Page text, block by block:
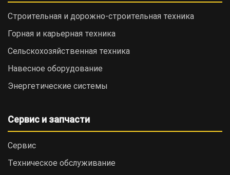
Строительная и дорожно-cтроительная техника
Горная и карьерная техника
Сельскохозяйственная техника
Навесное оборудование
Энергетические системы
Сервис и запчасти
Сервис
Техническое обслуживание